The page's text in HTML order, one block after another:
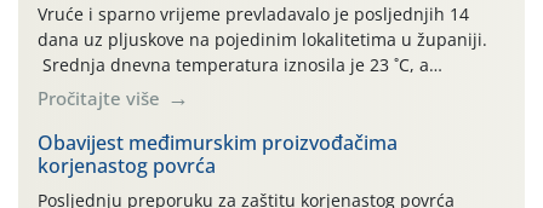
Vruće i sparno vrijeme prevladavalo je posljednjih 14
dana uz pljuskove na pojedinim lokalitetima u županiji.
Srednja dnevna temperatura iznosila je 23 ˚C, a
maksimalne su posljednjih dana dosezale do 35 ˚C.
Simptome plamenjače vinove loze (Plasmoparas
viticola) vidljivi su na zapercima i vršnom mladom lišću.
Kako bi i dalje održali zdravu lisnu masu u zaštiti je
moguće […]
Pročitajte više
Obavijest međimurskim proizvođačima
korjenastog povrća
Posljednju preporuku za zaštitu korjenastog povrća